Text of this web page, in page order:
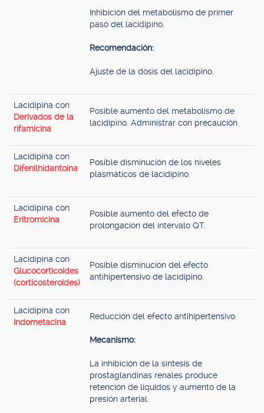
Inhibición del metabolismo de primer
paso del lacidipino.
Recomendación:
Ajuste de la dosis del lacidipino.
Lacidipina con
Derivados de la
rifamicina
Posible aumento del metabolismo de
lacidipino. Administrar con precaución.
Lacidipina con
Difenilhidantoína
Posible disminución de los niveles
plasmáticos de lacidipino.
Lacidipina con
Eritromicina
Posible aumento del efecto de
prolongación del intervalo QT.
Lacidipina con
Glucocorticoides
(corticosteroides)
Posible disminución del efecto
antihipertensivo de lacidipino.
Lacidipina con
Indometacina
Reducción del efecto antihipertensivo.
Mecanismo:
La inhibición de la síntesis de
prostaglandinas renales produce
retención de líquidos y aumento de la
presión arterial.